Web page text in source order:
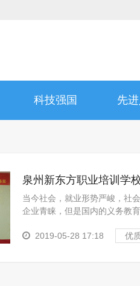
科技强国 先
泉州新东方职业培训学
价值
当今社会，就业形势严峻，社
企业青睐，但是国内的义务教
的...2019-05-28 17:18 优